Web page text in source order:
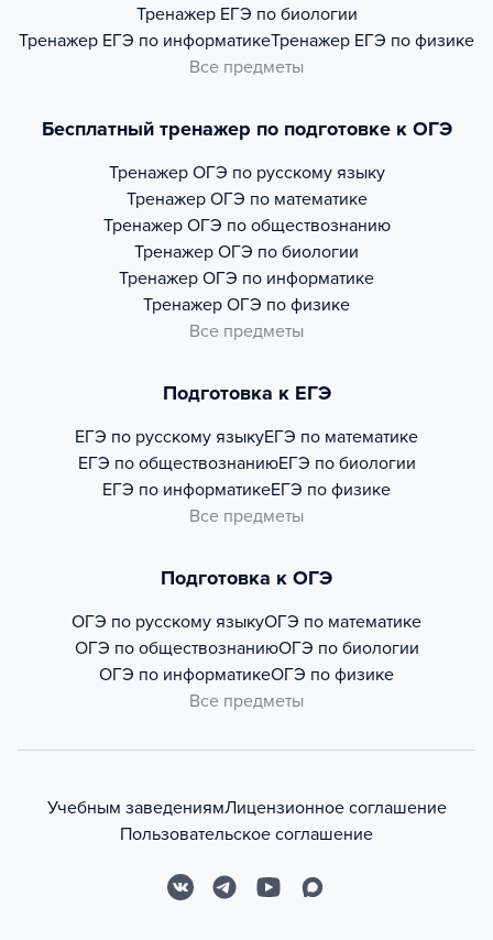
Тренажер ЕГЭ по биологии
Тренажер ЕГЭ по информатикеТренажер ЕГЭ по физике
Все предметы
Бесплатный тренажер по подготовке к ОГЭ
Тренажер ОГЭ по русскому языку
Тренажер ОГЭ по математике
Тренажер ОГЭ по обществознанию
Тренажер ОГЭ по биологии
Тренажер ОГЭ по информатике
Тренажер ОГЭ по физике
Все предметы
Подготовка к ЕГЭ
ЕГЭ по русскому языкуЕГЭ по математике
ЕГЭ по обществознаниюЕГЭ по биологии
ЕГЭ по информатикеЕГЭ по физике
Все предметы
Подготовка к ОГЭ
ОГЭ по русскому языкуОГЭ по математике
ОГЭ по обществознаниюОГЭ по биологии
ОГЭ по информатикеОГЭ по физике
Все предметы
Учебным заведениямЛицензионное соглашение
Пользовательское соглашение